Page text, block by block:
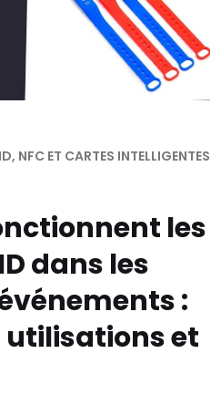
NFC ET CARTES INTELLIGENTES
les
dans les
:
et